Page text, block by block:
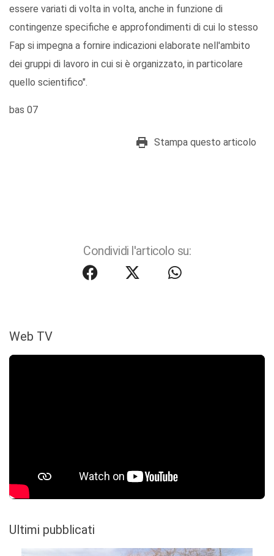
essere variati di volta in volta, anche in funzione di
contingenze specifiche e approfondimenti di cui lo stesso
Fap si impegna a fornire indicazioni elaborate nell'ambito
dei gruppi di lavoro in cui si è organizzato, in particolare
quello scientifico".
bas 07
Stampa questo articolo
Condividi l'articolo su:
Web TV
Ultimi pubblicati